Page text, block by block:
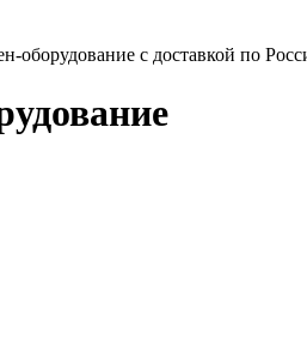
оборудование с доставкой по